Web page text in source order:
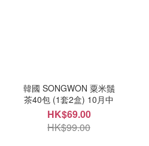
韓國 SONGWON 粟米鬚
茶40包 (1套2盒) 10月中
HK$69.00
HK$99.00